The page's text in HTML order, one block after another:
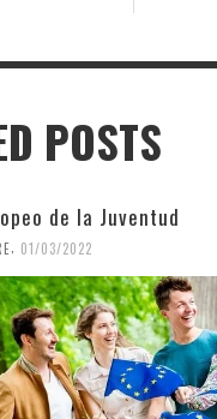
POSTS
de la Juventud
, 01/03/2022